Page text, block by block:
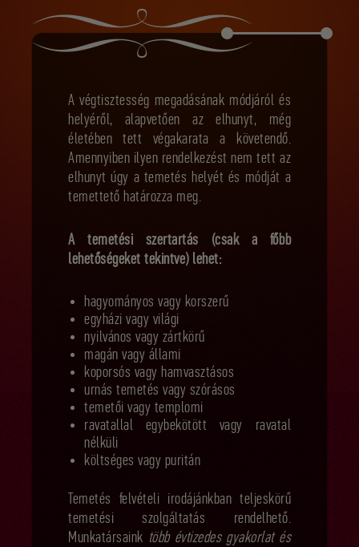
A végtisztesség megadásának módjáról és
helyéről, alapvetően az elhunyt, még
életében tett végakarata a követendő.
Amennyiben ilyen rendelkezést nem tett az
elhunyt úgy a temetés helyét és módját a
temettető határozza meg.
A temetési szertartás (csak a főbb
lehetőségeket tekintve) lehet:
hagyományos vagy korszerű
egyházi vagy világi
nyilvános vagy zártkörű
magán vagy állami
koporsós vagy hamvasztásos
urnás temetés vagy szórásos
temetői vagy templomi
ravatallal egybekötött vagy ravatal
nélküli
költséges vagy puritán
Temetés felvételi irodájánkban teljeskörű
temetési szolgáltatás rendelhető.
Munkatársaink több évtizedes gyakorlat és